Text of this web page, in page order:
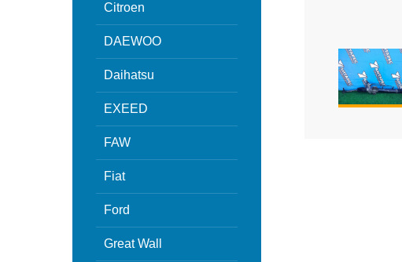
Citroen
DAEWOO
Daihatsu
EXEED
FAW
Fiat
Ford
Great Wall